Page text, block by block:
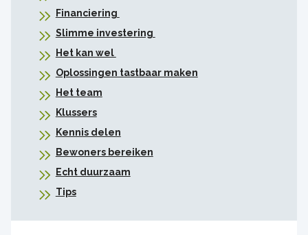
Financiering
Slimme investering
Het kan wel
Oplossingen tastbaar maken
Het team
Klussers
Kennis delen
Bewoners bereiken
Echt duurzaam
Tips